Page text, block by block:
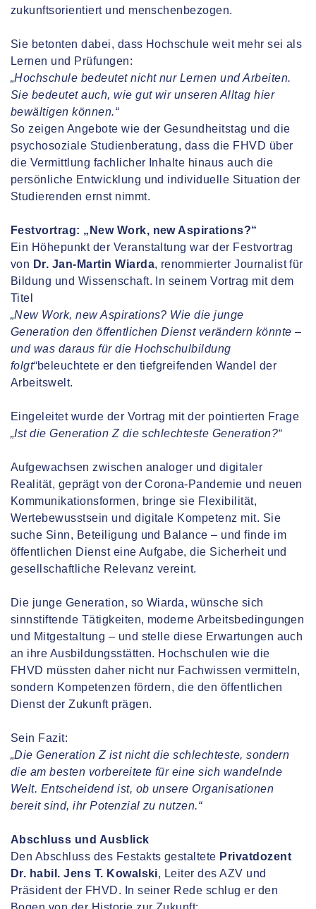
zukunftsorientiert und menschenbezogen.
Sie betonten dabei, dass Hochschule weit mehr sei als
Lernen und Prüfungen:
„Hochschule bedeutet nicht nur Lernen und Arbeiten.
Sie bedeutet auch, wie gut wir unseren Alltag hier
bewältigen können.“
So zeigen Angebote wie der Gesundheitstag und die
psychosoziale Studienberatung, dass die FHVD über
die Vermittlung fachlicher Inhalte hinaus auch die
persönliche Entwicklung und individuelle Situation der
Studierenden ernst nimmt.
Festvortrag: „New Work, new Aspirations?“
Ein Höhepunkt der Veranstaltung war der Festvortrag
von Dr. Jan-Martin Wiarda, renommierter Journalist für
Bildung und Wissenschaft. In seinem Vortrag mit dem
Titel
„New Work, new Aspirations? Wie die junge
Generation den öffentlichen Dienst verändern könnte –
und was daraus für die Hochschulbildung
folgt“beleuchtete er den tiefgreifenden Wandel der
Arbeitswelt.
Eingeleitet wurde der Vortrag mit der pointierten Frage
„Ist die Generation Z die schlechteste Generation?“
Aufgewachsen zwischen analoger und digitaler
Realität, geprägt von der Corona-Pandemie und neuen
Kommunikationsformen, bringe sie Flexibilität,
Wertebewusstsein und digitale Kompetenz mit. Sie
suche Sinn, Beteiligung und Balance – und finde im
öffentlichen Dienst eine Aufgabe, die Sicherheit und
gesellschaftliche Relevanz vereint.
Die junge Generation, so Wiarda, wünsche sich
sinnstiftende Tätigkeiten, moderne Arbeitsbedingungen
und Mitgestaltung – und stelle diese Erwartungen auch
an ihre Ausbildungsstätten. Hochschulen wie die
FHVD müssten daher nicht nur Fachwissen vermitteln,
sondern Kompetenzen fördern, die den öffentlichen
Dienst der Zukunft prägen.
Sein Fazit:
„Die Generation Z ist nicht die schlechteste, sondern
die am besten vorbereitete für eine sich wandelnde
Welt. Entscheidend ist, ob unsere Organisationen
bereit sind, ihr Potenzial zu nutzen.“
Abschluss und Ausblick
Den Abschluss des Festakts gestaltete Privatdozent
Dr. habil. Jens T. Kowalski, Leiter des AZV und
Präsident der FHVD. In seiner Rede schlug er den